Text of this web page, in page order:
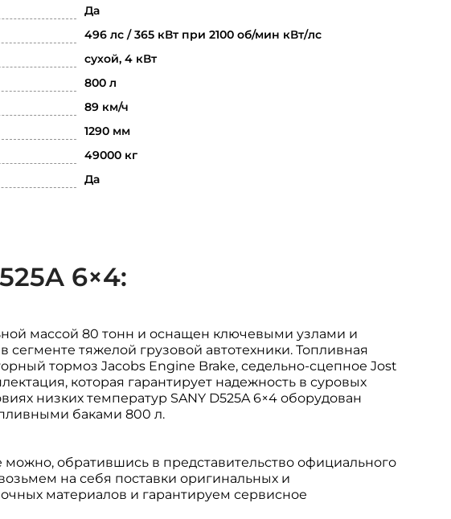
Да
496 лс / 365 кВт при 2100 об/мин кВт/лс
сухой, 4 кВт
800 л
89 км/ч
1290 мм
49000 кг
Да
6×4:
массой 80 тонн и оснащен ключевыми узлами и
тяжелой грузовой автотехники. Топливная
тормоз Jacobs Engine Brake, седельно-сцепное Jost
которая гарантирует надежность в суровых
низких температур SANY D525A 6×4 оборудован
баками 800 л.
можно, обратившись в представительство официального
на себя поставки оригинальных и
материалов и гарантируем сервисное